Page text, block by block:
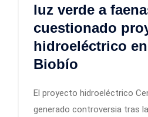
luz verde a
cuestionado
hidroeléctrico
Biobío
El proyecto hidroeléctrico
generado controversia tras